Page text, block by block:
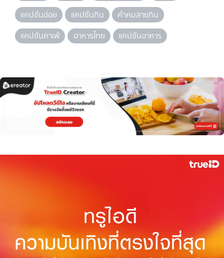
แคปชั่นอ่อย
แคปชั่นกิน
คำคมสายกิน
แคปชั่นคาเฟ่
อาหารไทย แคปชั่นอาหาร